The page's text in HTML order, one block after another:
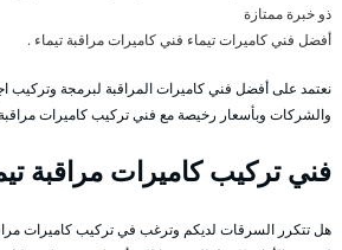
ذو خبرة ممتازة
أفضل فني كاميرات تيماء فني كاميرات مراقبة تيماء .
نعتمد على أفضل فني كاميرات المراقبة لبرمجة
والشركات وبأسعار رخيصة مع فني تركيب كاميرات
فني تركيب كاميرات مراقبة
هل تتكرر السرقات لديكم وترغب في تركيب كاميرات